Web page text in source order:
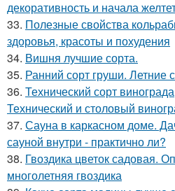
декоративность и начала
33. Полезные свойства
здоровья, красоты и похудения
34. Вишня лучшие сорта.
35. Ранний сорт груши. Летние
36. Технический сорт
Технический и столовый
37. Сауна в каркасном доме.
сауной внутри - практично ли?
38. Гвоздика цветок садовая.
многолетняя гвоздика